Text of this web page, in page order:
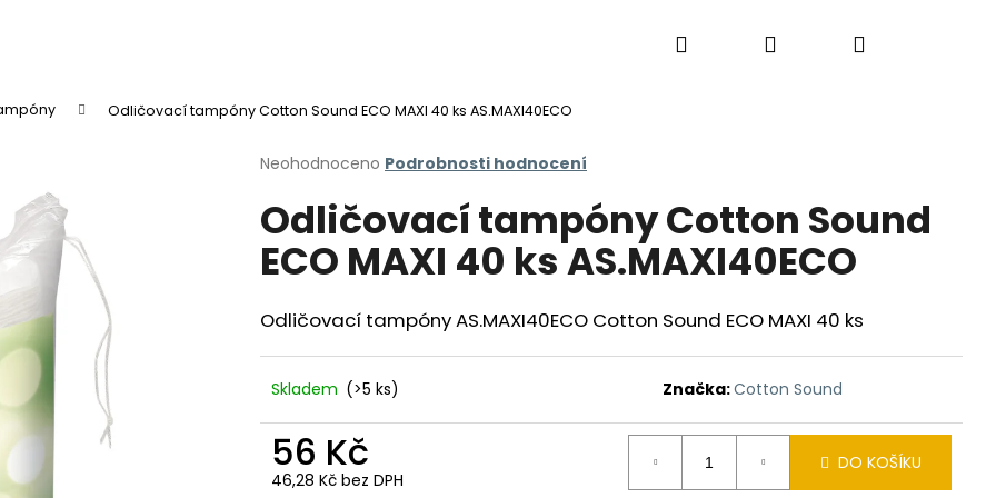
Hledat PřihlášeníNákupní
Odličovací tampóny Cotton Sound ECO MAXI 40 ks AS.MAXI40ECO
Průměrné
produktu
je
0,0
hvězdiček.
Neohodnoceno Podrobnosti hodnocení
Odličovací tampóny Cotton Sound
ECO MAXI 40 ks AS.MAXI40ECO
Odličovací tampóny AS.MAXI40ECO Cotton Sound ECO MAXI 40 ks
Skladem (>5 ks) Značka:Cotton Sound
56 Kč
46,28 Kč bez DPH
DO KOŠÍKU
Co potřebujete najít?
HLEDAT
Doporučujeme